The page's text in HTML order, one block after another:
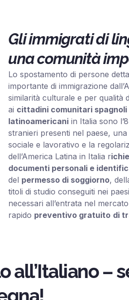
Gli immigrati di
una comunità
Lo spostamento di persone
importante di immigrazione
similarità culturale e per qualità
ai cittadini comunitari spagnoli
latinoamericani in Italia sono
stranieri presenti nel paese,
sociale e lavorativo e la
dell’America Latina in Italia r
documenti personali e
del permesso di soggiorno,
titoli di studio conseguiti nei
necessari all’entrata nel
rapido preventivo gratuito di
–